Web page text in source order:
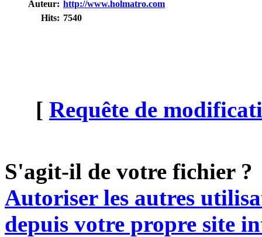
Auteur: http://www.holmatro.com
Hits: 7540
[ Requête de
S'agit-il de votre fichier ?
Autoriser les autres
depuis votre propre site